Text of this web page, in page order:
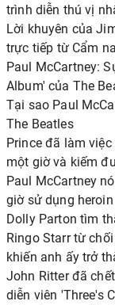
trình diễn thú vị
Lời khuyên của
trực tiếp từ Cẩm
Paul McCartney:
Album' của The
Tại sao Paul
The Beatles
Prince đã làm
một giờ và kiếm
Paul McCartney
giờ sử dụng heroin
Dolly Parton tìm
Ringo Starr từ
khiến anh ấy trở
John Ritter đã
diễn viên 'Three's